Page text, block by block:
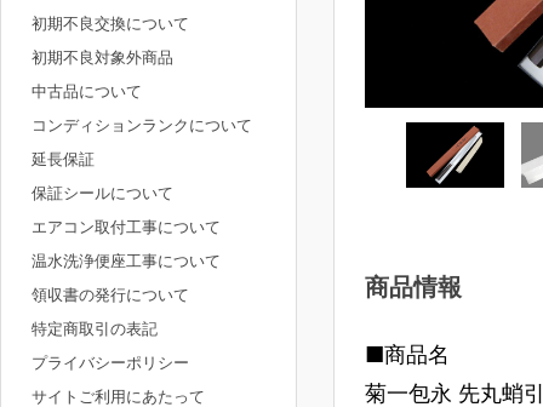
商品情報
■商品名
菊一包永 先丸蛸
初期不良交換について
初期不良対象外商品
中古品について
コンディションランクについて
延長保証
保証シールについて
エアコン取付工事について
温水洗浄便座工事について
領収書の発行について
特定商取引の表記
プライバシーポリシー
サイトご利用にあたって